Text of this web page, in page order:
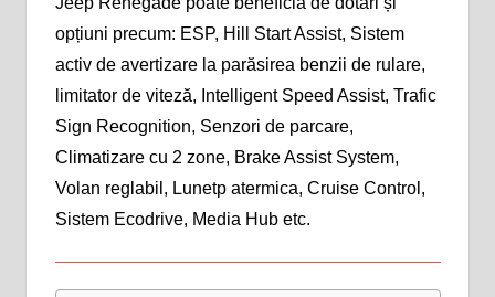
opțiuni precum: ESP, Hill Start Assist, Sistem
activ de avertizare la parăsirea benzii de rulare,
limitator de viteză, Intelligent Speed Assist, Trafic
Sign Recognition, Senzori de parcare,
Climatizare cu 2 zone, Brake Assist System,
Volan reglabil, Lunetp atermica, Cruise Control,
Sistem Ecodrive, Media Hub etc.